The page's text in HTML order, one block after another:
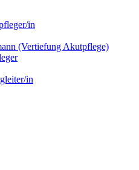
in
(Vertiefung Akutpflege)
in